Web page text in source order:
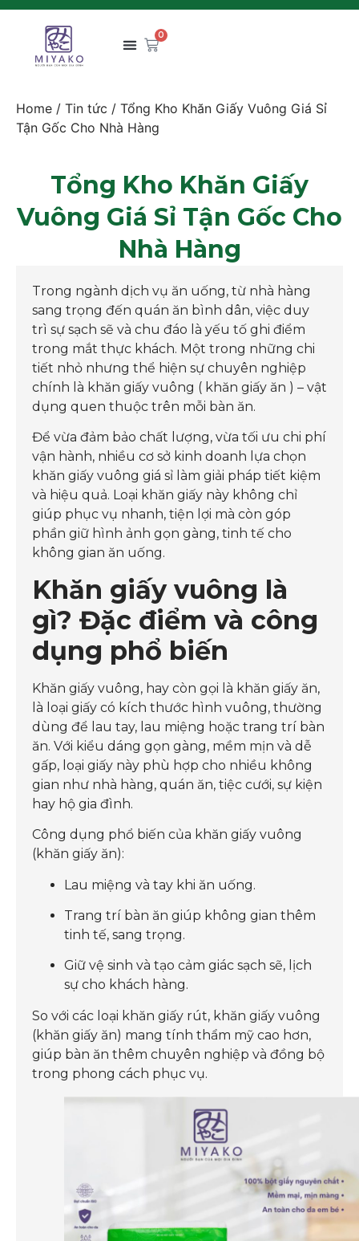
0
Home / Tin tức / Tổng Kho Khăn Giấy Vuông Giá Sỉ
Tận Gốc Cho Nhà Hàng
Tổng Kho Khăn Giấy
Vuông Giá Sỉ Tận Gốc Cho
Nhà Hàng
Trong ngành dịch vụ ăn uống, từ nhà hàng
sang trọng đến quán ăn bình dân, việc duy
trì sự sạch sẽ và chu đáo là yếu tố ghi điểm
trong mắt thực khách. Một trong những chi
tiết nhỏ nhưng thể hiện sự chuyên nghiệp
chính là khăn giấy vuông ( khăn giấy ăn ) – vật
dụng quen thuộc trên mỗi bàn ăn.
Để vừa đảm bảo chất lượng, vừa tối ưu chi phí
vận hành, nhiều cơ sở kinh doanh lựa chọn
khăn giấy vuông giá sỉ làm giải pháp tiết kiệm
và hiệu quả. Loại khăn giấy này không chỉ
giúp phục vụ nhanh, tiện lợi mà còn góp
phần giữ hình ảnh gọn gàng, tinh tế cho
không gian ăn uống.
Khăn giấy vuông là
gì? Đặc điểm và công
dụng phổ biến
Khăn giấy vuông, hay còn gọi là khăn giấy ăn,
là loại giấy có kích thước hình vuông, thường
dùng để lau tay, lau miệng hoặc trang trí bàn
ăn. Với kiểu dáng gọn gàng, mềm mịn và dễ
gấp, loại giấy này phù hợp cho nhiều không
gian như nhà hàng, quán ăn, tiệc cưới, sự kiện
hay hộ gia đình.
Công dụng phổ biến của khăn giấy vuông
(khăn giấy ăn):
Lau miệng và tay khi ăn uống.
Trang trí bàn ăn giúp không gian thêm
tinh tế, sang trọng.
Giữ vệ sinh và tạo cảm giác sạch sẽ, lịch
sự cho khách hàng.
So với các loại khăn giấy rút, khăn giấy vuông
(khăn giấy ăn) mang tính thẩm mỹ cao hơn,
giúp bàn ăn thêm chuyên nghiệp và đồng bộ
trong phong cách phục vụ.